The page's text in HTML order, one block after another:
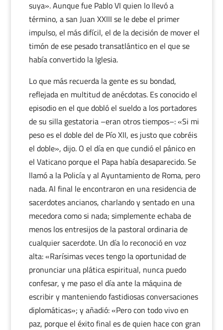
suya». Aunque fue Pablo VI quien lo llevó a
término, a san Juan XXIII se le debe el primer
impulso, el más difícil, el de la decisión de mover el
timón de ese pesado transatlántico en el que se
había convertido la Iglesia.
Lo que más recuerda la gente es su bondad,
reflejada en multitud de anécdotas. Es conocido el
episodio en el que dobló el sueldo a los portadores
de su silla gestatoria –eran otros tiempos–: «Si mi
peso es el doble del de Pío XII, es justo que cobréis
el doble», dijo. O el día en que cundió el pánico en
el Vaticano porque el Papa había desaparecido. Se
llamó a la Policía y al Ayuntamiento de Roma, pero
nada. Al final le encontraron en una residencia de
sacerdotes ancianos, charlando y sentado en una
mecedora como si nada; simplemente echaba de
menos los entresijos de la pastoral ordinaria de
cualquier sacerdote. Un día lo reconoció en voz
alta: «Rarísimas veces tengo la oportunidad de
pronunciar una plática espiritual, nunca puedo
confesar, y me paso el día ante la máquina de
escribir y manteniendo fastidiosas conversaciones
diplomáticas»; y añadió: «Pero con todo vivo en
paz, porque el éxito final es de quien hace con gran